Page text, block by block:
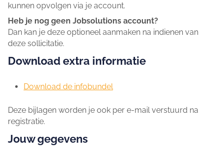
kunnen opvolgen via je account.
Heb je nog geen Jobsolutions account?
Dan kan je deze optioneel aanmaken na indienen van
deze sollicitatie.
Download extra informatie
Download de infobundel
Deze bijlagen worden je ook per e-mail verstuurd na
registratie.
Jouw gegevens